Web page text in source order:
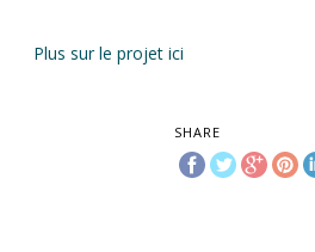
Plus sur le projet ici
SHARE